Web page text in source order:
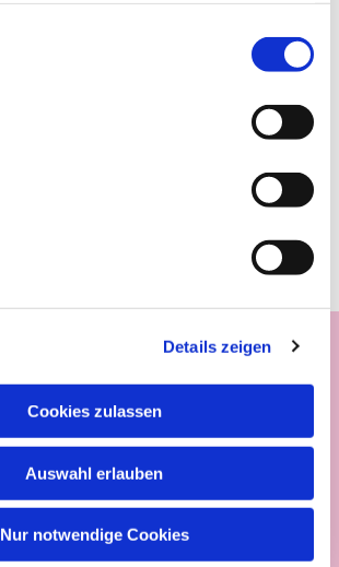
Details zeigen
Cookies zulassen
Auswahl erlauben
Nur notwendige Cookies